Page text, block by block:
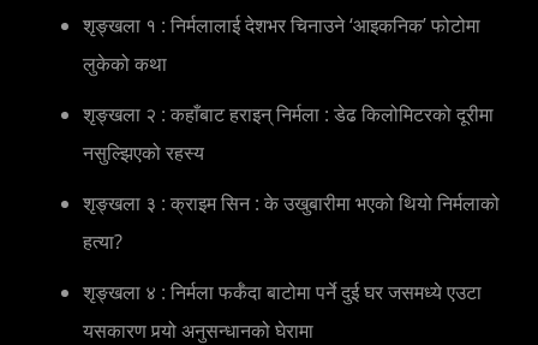
शृङ्खला १ : निर्मलालाई देशभर चिनाउने ‘आइकनिक’ फोटोमा
लुकेको कथा
शृङ्खला २ : कहाँबाट हराइन् निर्मला : डेढ किलोमिटरको दूरीमा
नसुल्झिएको रहस्य
शृङ्खला ३ : क्राइम सिन : के उखुबारीमा भएको थियो निर्मलाको
हत्या?
शृङ्खला ४ : निर्मला फर्कँदा बाटोमा पर्ने दुई घर जसमध्ये एउटा
यसकारण पर्‍यो अनुसन्धानको घेरामा